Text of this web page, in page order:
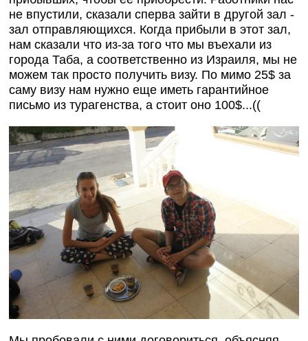
не впустили, сказали сперва зайти в другой зал -
зал отправляющихся. Когда прибыли в этот зал,
нам сказали что из-за того что мы въехали из
города Таба, а соответственно из Израиля, мы не
можем так просто получить визу. По мимо 25$ за
саму визу нам нужно еще иметь гарантийное
письмо из турагенства, а стоит оно 100$...((